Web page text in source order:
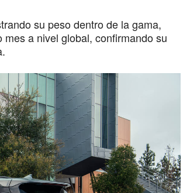
su peso dentro de la gama,
a nivel global, confirmando su